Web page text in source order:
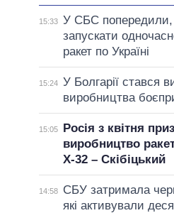
15:33 У СБС
запускати
ракет по Україні
15:24 У Болгарії стався
виробництва
15:05
Росія з квітня
виробництво
Х-32 – Скібіцький
14:58
СБУ затримала
які активували